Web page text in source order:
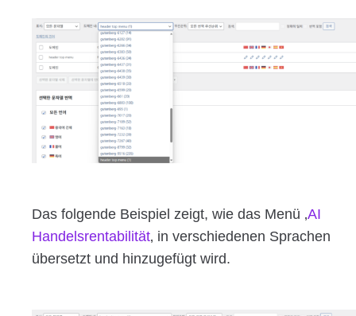
Das folgende Beispiel zeigt, wie das Menü ‚AI
Handelsrentabilität‚ in verschiedenen Sprachen
übersetzt und hinzugefügt wird.